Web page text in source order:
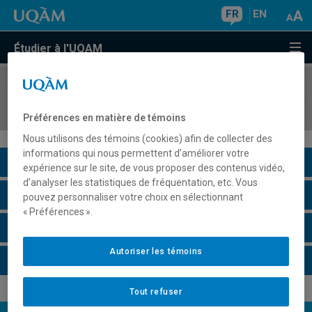
FR EN
Étudier à l'UQAM
COURS//
Description du cours
Horaire - Été 2026
Préférences en matière de témoins
Nous utilisons des témoins (cookies) afin de collecter des
informations qui nous permettent d’améliorer votre
expérience sur le site, de vous proposer des contenus vidéo,
d’analyser les statistiques de fréquentation, etc. Vous
pouvez personnaliser votre choix en sélectionnant
« Préférences ».
Tout refuser
Autoriser les témoins